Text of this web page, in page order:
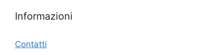
Informazioni
Contatti